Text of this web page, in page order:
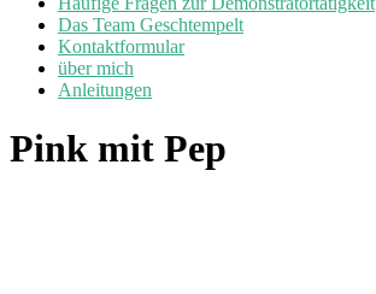
Das Team Geschtempelt
Kontaktformular
über mich
Anleitungen
Pink mit Pep